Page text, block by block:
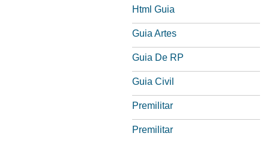
Html Guia
Guia Artes
Guia De RP
Guia Civil
Premilitar
Premilitar